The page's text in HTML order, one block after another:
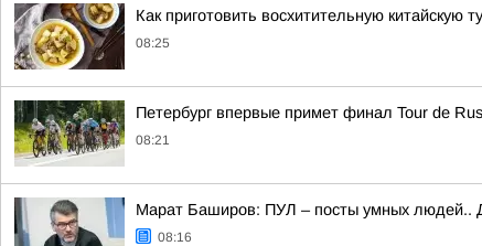
Как приготовить восхитительную китайскую
08:25
Петербург впервые примет финал Tour de
08:21
Марат Баширов: ПУЛ – посты умных людей..
08:16